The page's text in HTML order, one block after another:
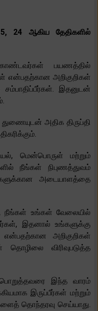
24 ஆகிய தேதிகளில்
பயணத்தில்
என்பதற்கான அறிகுறிகள்
இதனுடன்
அதிக திருப்தி
மென்பொருள் மற்றும்
நீங்கள் நிபுணத்துவம்
அடையாளத்தை
நீங்கள் உங்கள் வேலையில்
இதனால் உங்களுக்கு
அறிகுறிகள்
விரிவுபடுத்த
இந்த வாரம்
இருப்பீர்கள் மற்றும்
தொந்தரவு செய்யாது.